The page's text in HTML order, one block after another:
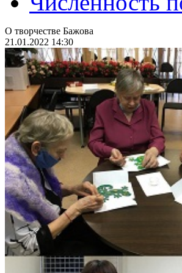
О творчестве Бажова
21.01.2022 14:30